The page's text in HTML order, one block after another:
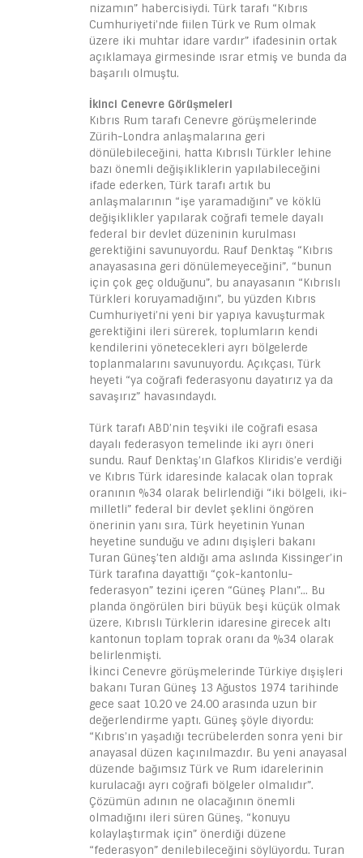
nizamın” habercisiydi. Türk tarafı “Kıbrıs
Cumhuriyeti’nde fiilen Türk ve Rum olmak
üzere iki muhtar idare vardır” ifadesinin ortak
açıklamaya girmesinde ısrar etmiş ve bunda da
başarılı olmuştu.
İkinci Cenevre Görüşmeleri
Kıbrıs Rum tarafı Cenevre görüşmelerinde
Zürih-Londra anlaşmalarına geri
dönülebileceğini, hatta Kıbrıslı Türkler lehine
bazı önemli değişikliklerin yapılabileceğini
ifade ederken, Türk tarafı artık bu
anlaşmalarının “işe yaramadığını” ve köklü
değişiklikler yapılarak coğrafi temele dayalı
federal bir devlet düzeninin kurulması
gerektiğini savunuyordu. Rauf Denktaş “Kıbrıs
anayasasına geri dönülemeyeceğini”, “bunun
için çok geç olduğunu”, bu anayasanın “Kıbrıslı
Türkleri koruyamadığını”, bu yüzden Kıbrıs
Cumhuriyeti’ni yeni bir yapıya kavuşturmak
gerektiğini ileri sürerek, toplumların kendi
kendilerini yönetecekleri ayrı bölgelerde
toplanmalarını savunuyordu. Açıkçası, Türk
heyeti “ya coğrafi federasyonu dayatırız ya da
savaşırız” havasındaydı.
Türk tarafı ABD’nin teşviki ile coğrafi esasa
dayalı federasyon temelinde iki ayrı öneri
sundu. Rauf Denktaş’ın Glafkos Kliridis’e verdiği
ve Kıbrıs Türk idaresinde kalacak olan toprak
oranının %34 olarak belirlendiği “iki bölgeli, iki-
milletli” federal bir devlet şeklini öngören
önerinin yanı sıra, Türk heyetinin Yunan
heyetine sunduğu ve adını dışişleri bakanı
Turan Güneş’ten aldığı ama aslında Kissinger’in
Türk tarafına dayattığı “çok-kantonlu-
federasyon” tezini içeren “Güneş Planı”… Bu
planda öngörülen biri büyük beşi küçük olmak
üzere, Kıbrıslı Türklerin idaresine girecek altı
kantonun toplam toprak oranı da %34 olarak
belirlenmişti.
İkinci Cenevre görüşmelerinde Türkiye dışişleri
bakanı Turan Güneş 13 Ağustos 1974 tarihinde
gece saat 10.20 ve 24.00 arasında uzun bir
değerlendirme yaptı. Güneş şöyle diyordu:
“Kıbrıs’ın yaşadığı tecrübelerden sonra yeni bir
anayasal düzen kaçınılmazdır. Bu yeni anayasal
düzende bağımsız Türk ve Rum idarelerinin
kurulacağı ayrı coğrafi bölgeler olmalıdır”.
Çözümün adının ne olacağının önemli
olmadığını ileri süren Güneş, “konuyu
kolaylaştırmak için” önerdiği düzene
“federasyon” denilebileceğini söylüyordu. Turan